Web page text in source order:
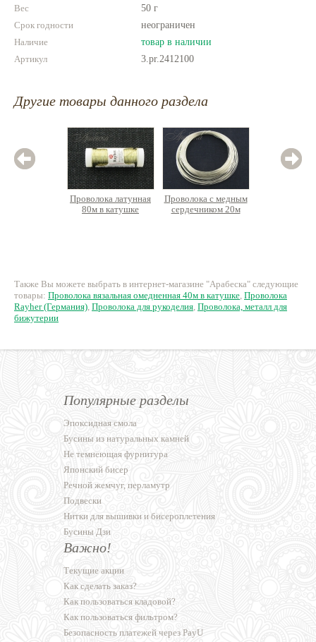
производства и упаковки по своему
Вес
50 г
Срок годности
неограничен
Наличие
товар в наличии
Артикул
3.pr.2412100
Другие товары данного раздела
Проволока латунная
80м в катушке
Проволока с медным
сердечником 20м
Также Вы можете выбрать в интернет-магазине "Арабеска" следующие
товары: Проволока вязальная омедненная 40м в катушке, Проволока
Rayher (Германия), Проволока для рукоделия, Проволока, металл для
бижутерии
Популярные разделы
Эпоксидная смола
Бусины из натуральных камней
Не темнеющая фурнитура
Японский бисер
Речной жемчуг, перламутр
Подвески
Нитки для вышивки и бисероплетения
Бусины Дзи
Важно!
Текущие акции
Как сделать заказ?
Как пользоваться кладовой?
Как пользоваться фильтром?
Безопасность платежей через PayU